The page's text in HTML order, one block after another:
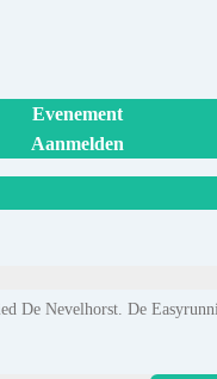
Evenement
Aanmelden
De Nevelhorst. De